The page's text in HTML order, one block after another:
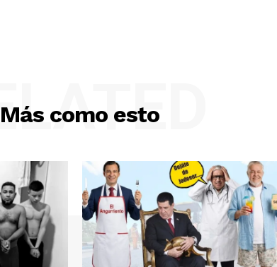
Más como esto